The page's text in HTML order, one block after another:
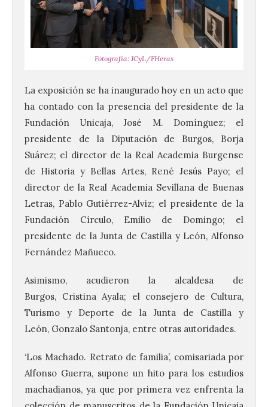
Fotografía: JCyL/FHeras
La exposición se ha inaugurado hoy en un acto que
ha contado con la presencia del presidente de la
Fundación Unicaja, José M. Domínguez; el
presidente de la Diputación de Burgos, Borja
Suárez; el director de la Real Academia Burgense
de Historia y Bellas Artes, René Jesús Payo; el
director de la Real Academia Sevillana de Buenas
Letras, Pablo Gutiérrez-Alviz; el presidente de la
Fundación Círculo, Emilio de Domingo; el
presidente de la Junta de Castilla y León, Alfonso
Fernández Mañueco.
Asimismo, acudieron la alcaldesa de
Burgos, Cristina Ayala; el consejero de Cultura,
Turismo y Deporte de la Junta de Castilla y
León, Gonzalo Santonja, entre otras autoridades.
‘Los Machado. Retrato de familia’, comisariada por
Alfonso Guerra, supone un hito para los estudios
machadianos, ya que por primera vez enfrenta la